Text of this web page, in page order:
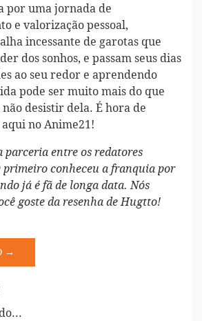
por uma jornada de
e valorização pessoal,
incessante de garotas que
dos sonhos, e passam seus dias
ao seu redor e aprendendo
pode ser muito mais do que
não desistir dela. É hora de
no Anime21!
parceria entre os redatores
primeiro conheceu a franquia por
já é fã de longa data. Nós
goste da resenha de Hugtto!
→